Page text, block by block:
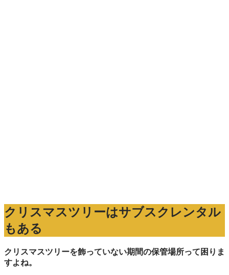
クリスマスツリーはサブスクレンタル
もある
クリスマスツリーを飾っていない期間の保管場所って困りま
すよね。